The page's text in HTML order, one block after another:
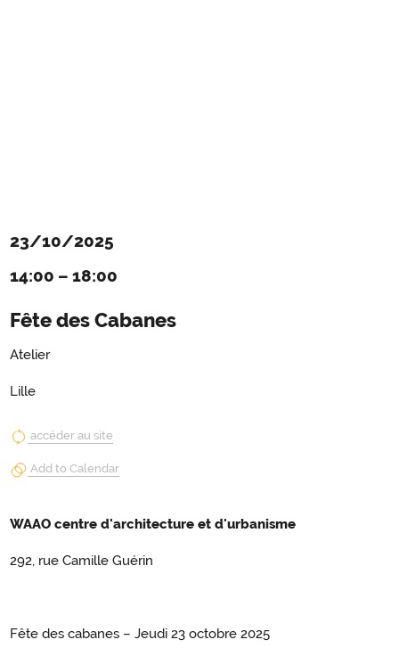
23/10/2025
14:00 – 18:00
Fête des Cabanes
Atelier
Lille
accéder au site
Add to Calendar
WAAO centre d'architecture et d'urbanisme
292, rue Camille Guérin
Fête des cabanes – Jeudi 23 octobre 2025